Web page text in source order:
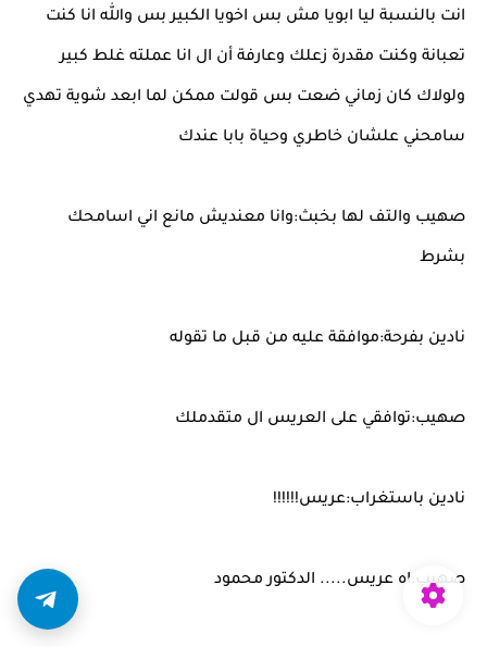
انت بالنسبة ليا ابويا مش بس اخويا الكبير بس والله انا كنت
تعبانة وكنت مقدرة زعلك وعارفة أن ال انا عملته غلط كبير
ولولاك كان زماني ضعت بس قولت ممكن لما ابعد شوية تهدي
سامحني علشان خاطري وحياة بابا عندك
صهيب والتف لها بخبث:وانا معنديش مانع اني اسامحك
بشرط
نادين بفرحة:موافقة عليه من قبل ما تقوله
صهيب:توافقي على العريس ال متقدملك
نادين باستغراب:عريس!!!!!!
صهيب:اه عريس..... الدكتور محمود